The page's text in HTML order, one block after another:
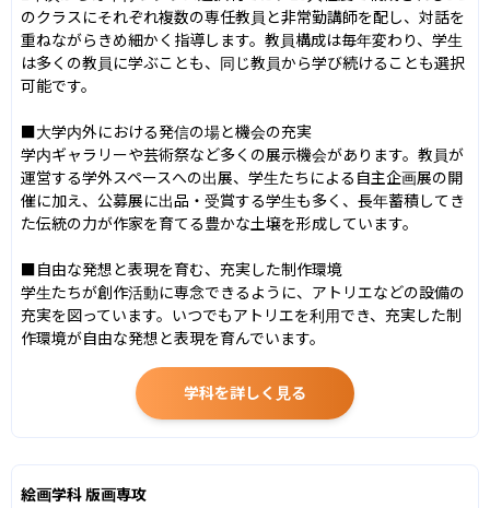
のクラスにそれぞれ複数の専任教員と非常勤講師を配し、対話を
重ねながらきめ細かく指導します。教員構成は毎年変わり、学生
は多くの教員に学ぶことも、同じ教員から学び続けることも選択
可能です。
■大学内外における発信の場と機会の充実
学内ギャラリーや芸術祭など多くの展示機会があります。教員が
運営する学外スペースへの出展、学生たちによる自主企画展の開
催に加え、公募展に出品・受賞する学生も多く、長年蓄積してき
た伝統の力が作家を育てる豊かな土壌を形成しています。
■自由な発想と表現を育む、充実した制作環境
学生たちが創作活動に専念できるように、アトリエなどの設備の
充実を図っています。いつでもアトリエを利用でき、充実した制
作環境が自由な発想と表現を育んでいます。
学科を詳しく見る
絵画学科 版画専攻